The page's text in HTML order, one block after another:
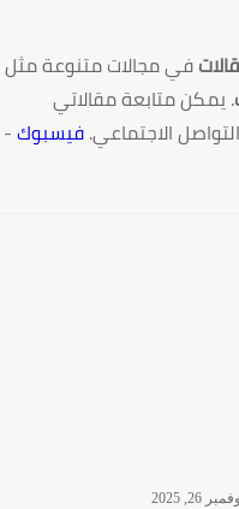
في مجالات متنوعة مثل
متابعة مقالاتي
الاجتماعي.فيسبوك-
2025